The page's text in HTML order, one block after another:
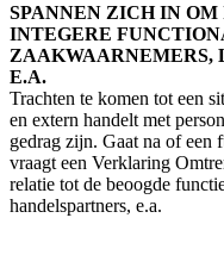
SPANNEN ZICH IN
INTEGERE
ZAAKWAARNEMERS,
E.A.
Trachten te komen tot een
en extern handelt met
gedrag zijn. Gaat na of een
vraagt een Verklaring
relatie tot de beoogde
handelspartners, e.a.